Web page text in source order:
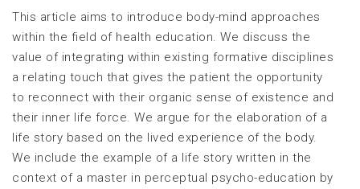
This article aims to introduce body-mind approaches
within the field of health education. We discuss the
value of integrating within existing formative disciplines
a relating touch that gives the patient the opportunity
to reconnect with their organic sense of existence and
their inner life force. We argue for the elaboration of a
life story based on the lived experience of the body.
We include the example of a life story written in the
context of a master in perceptual psycho-education by